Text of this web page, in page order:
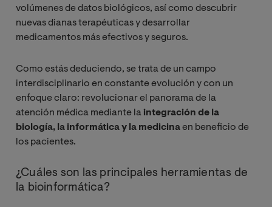
volúmenes de datos biológicos, así como descubrir
nuevas dianas terapéuticas y desarrollar
medicamentos más efectivos y seguros.
Como estás deduciendo, se trata de un campo
interdisciplinario en constante evolución y con un
enfoque claro: revolucionar el panorama de la
atención médica mediante la integración de la
biología, la informática y la medicinaen beneficio de
los pacientes.
¿Cuáles son las principales herramientas de
la bioinformática?